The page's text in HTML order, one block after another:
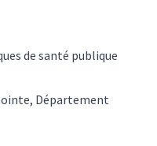
de santé publique
Département